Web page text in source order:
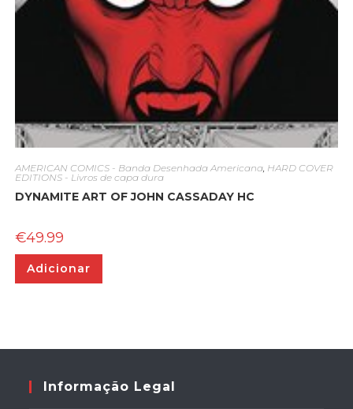
AMERICAN COMICS - Banda Desenhada Americana, HARD COVER
EDITIONS - Livros de capa dura
DYNAMITE ART OF JOHN CASSADAY HC
€49.99
Adicionar
Informação Legal